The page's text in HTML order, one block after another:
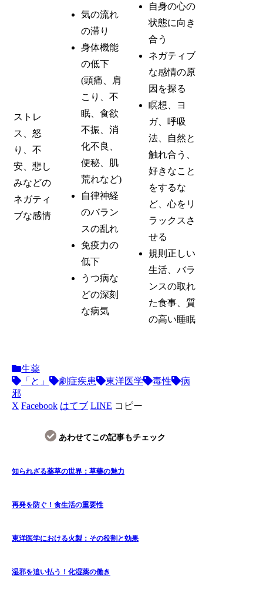
ストレ
ス、怒
り、不
安、悲し
みなどの
ネガティ
ブな感情
気の流れ
の滞り
身体機能
の低下
(頭痛、肩
こり、不
眠、食欲
不振、消
化不良、
便秘、肌
荒れなど)
自律神経
のバラン
スの乱れ
免疫力の
低下
うつ病な
どの深刻
な病気
自身の心の
状態に向き
合う
ネガティブ
な感情の原
因を探る
瞑想、ヨ
ガ、呼吸
法、自然と
触れ合う、
好きなこと
をするな
ど、心をリ
ラックスさ
せる
規則正しい
生活、バラ
ンスの取れ
た食事、質
の高い睡眠
生薬
「と」
劇症疾患 東洋医学 毒性
病
邪
X Facebook はてブ LINE コピー
あわせてこの記事もチェック
知られざる薬草の世界：草藥の魅力
再発を防ぐ！食生活の重要性
東洋医学における火製：その役割と効果
湿邪を追い払う！化湿薬の働き